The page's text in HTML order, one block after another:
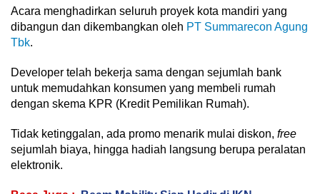
Acara menghadirkan seluruh proyek kota mandiri yang
dibangun dan dikembangkan oleh PT Summarecon Agung
Tbk.
Developer telah bekerja sama dengan sejumlah bank
untuk memudahkan konsumen yang membeli rumah
dengan skema KPR (Kredit Pemilikan Rumah).
Tidak ketinggalan, ada promo menarik mulai diskon, free
sejumlah biaya, hingga hadiah langsung berupa peralatan
elektronik.